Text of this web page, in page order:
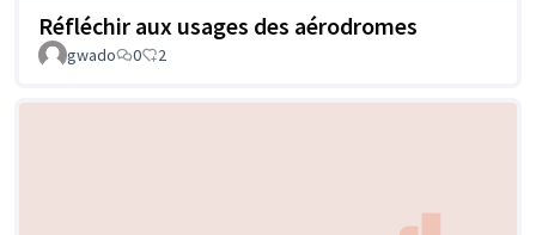
Réfléchir aux usages des aérodromes
gwado 0 2